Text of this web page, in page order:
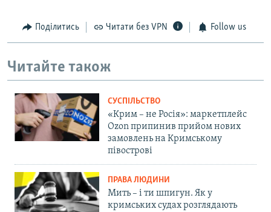
Поділитись Читати без VPN Follow us
Читайте також
СУСПІЛЬСТВО
«Крим – не Росія»: маркетплейс
Ozon припинив прийом нових
замовлень на Кримському
півострові
ПРАВА ЛЮДИНИ
Мить – і ти шпигун. Як у
кримських судах розглядають